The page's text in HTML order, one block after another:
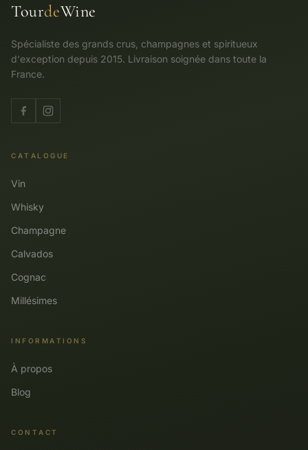
TourdeWine
Spécialiste des grands crus, champagnes et spiritueux
d'exception depuis 2015. Livraison soignée dans toute la
France.
CATALOGUE
Vin
Whisky
Champagne
Calvados
Cognac
Millésimes
INFORMATIONS
À propos
Blog
CONTACT